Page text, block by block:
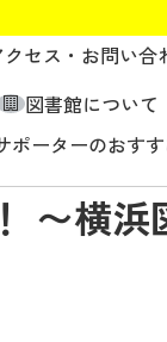
クセス・ お問い合
図書館について
ポーターのおす
〜横